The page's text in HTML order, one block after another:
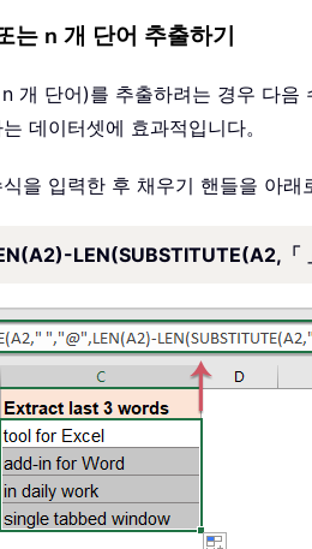
n 개 단어 추출하기
개 단어)를 추출하려는 경우 다
데이터셋에 효과적입니다。
을 입력한 후 채우기 핸들을 아래
LEN(SUBSTITUTE(A2,